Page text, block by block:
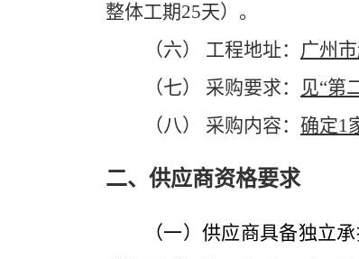
整体工期25天）。
（六） 工程地址： 广州市
（七） 采购要求： 见“第
（八） 采购内容： 确定1
二、供应商资格要求
（一）供应商具备独立